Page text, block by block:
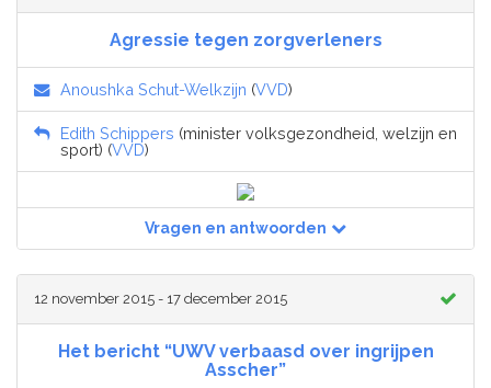
Agressie tegen zorgverleners
Anoushka Schut-Welkzijn (VVD)
Edith Schippers (minister volksgezondheid, welzijn en
sport) (VVD)
Vragen en antwoorden
12 november 2015 - 17 december 2015
Het bericht “UWV verbaasd over ingrijpen
Asscher”